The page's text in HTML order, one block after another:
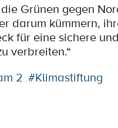
Grünen gegen
darum kümmern,
für eine sichere
verbreiten.“
2 #Klimastiftung